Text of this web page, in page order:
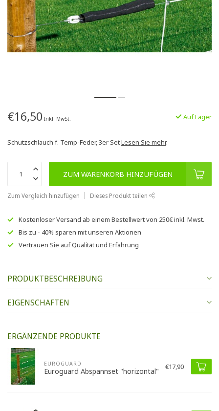
€16,50 Inkl. MwSt. Auf Lager
Schutzschlauch f. Temp-Feder, 3er SetLesen Sie mehr.
ZUM WARENKORB HINZUFÜGEN
Zum Vergleich hinzufügen Dieses Produkt teilen
Kostenloser Versand ab einem Bestellwert von 250€inkl. Mwst.
Bis zu - 40% sparen mit unseren Aktionen
Vertrauen Sie aufQualität und Erfahrung
PRODUKTBESCHREIBUNG
EIGENSCHAFTEN
ERGÄNZENDE PRODUKTE
EUROGUARD
Euroguard Abspannset "horizontal" €17,90